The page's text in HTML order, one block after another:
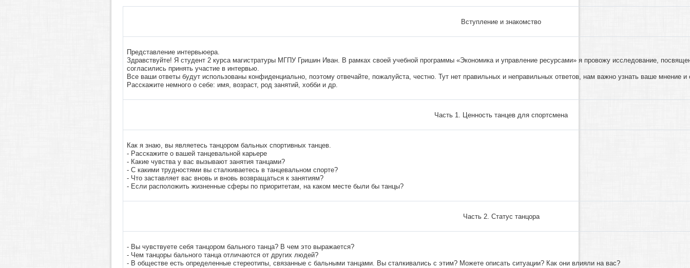
Вступление и знакомство
Представление интервьюера.
Здравствуйте! Я студент 2 курса магистратуры МГПУ Гришин Иван. В рамках своей учебной программы «Экономика и управление ресурсами» я провожу исследование,
согласились принять участие в интервью.
Все ваши ответы будут использованы конфиденциально, поэтому отвечайте, пожалуйста, честно. Тут нет правильных и неправильных ответов, нам важно узнать ваше мнение и
Расскажите немного о себе: имя, возраст, род занятий, хобби и др.
Часть 1. Ценность танцев для спортсмена
Как я знаю, вы являетесь танцором бальных спортивных танцев.
- Расскажите о вашей танцевальной карьере
- Какие чувства у вас вызывают занятия танцами?
- С какими трудностями вы сталкиваетесь в танцевальном спорте?
- Что заставляет вас вновь и вновь возвращаться к занятиям?
- Если расположить жизненные сферы по приоритетам, на каком месте были бы танцы?
Часть 2. Статус танцора
- Вы чувствуете себя танцором бального танца? В чем это выражается?
- Чем танцоры бального танца отличаются от других людей?
- В обществе есть определенные стереотипы, связанные с бальными танцами. Вы сталкивались с этим? Можете описать ситуации? Как они влияли на вас?